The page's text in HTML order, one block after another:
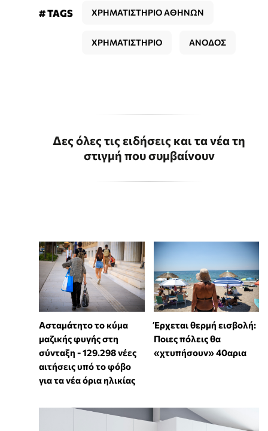
# TAGS ΧΡΗΜΑΤΙΣΤΗΡΙΟ ΑΘΗΝΩΝ
ΧΡΗΜΑΤΙΣΤΗΡΙΟ ΑΝΟΔΟΣ
Δες όλες τις ειδήσεις και τα νέα τη
στιγμή που συμβαίνουν
Ασταμάτητο το κύμα
μαζικής φυγής στη
σύνταξη - 129.298 νέες
αιτήσεις υπό το φόβο
για τα νέα όρια ηλικίας
Έρχεται θερμή εισβολή:
Ποιες πόλεις θα
«χτυπήσουν» 40αρια